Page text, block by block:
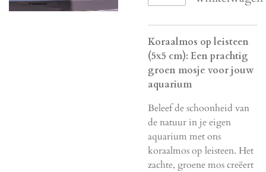
Koraalmos op leisteen
(5x5 cm): Een prachtig
groen mosje voor jouw
aquarium
Beleef de schoonheid van
de natuur in je eigen
aquarium met ons
koraalmos op leisteen. Het
zachte, groene mos creëert